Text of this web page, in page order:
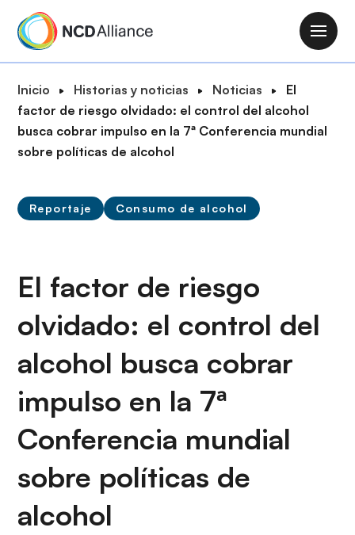
M
a
i
R
u
t
a
n
e
g
c
i
ó
n
Inicio Historias y noticias Noticias
El
factor de riesgo olvidado: el control del alcohol
busca cobrar impulso en la 7ª Conferencia mundial
sobre políticas de alcohol
Reportaje Consumo de alcohol
El factor de riesgo
olvidado: el control del
alcohol busca cobrar
impulso en la 7ª
Conferencia mundial
sobre políticas de
alcohol